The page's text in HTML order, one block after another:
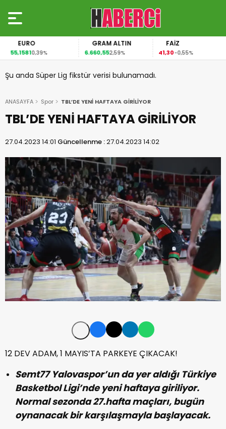
EURO
55,15810,39%
GRAM ALTIN
6.660,552,59%
FAİZ
41,30-0,55%
Şu anda Süper Lig fikstür verisi bulunamadı.
ANASAYFA Spor TBL’DE YENİ HAFTAYA GİRİLİYOR
TBL’DE YENİ HAFTAYA GİRİLİYOR
27.04.2023 14:01 Güncellenme :27.04.2023 14:02
12 DEV ADAM, 1 MAYIS’TA PARKEYE ÇIKACAK!
Semt77 Yalovaspor’un da yer aldığı Türkiye
Basketbol Ligi’nde yeni haftaya giriliyor.
Normal sezonda 27.hafta maçları, bugün
oynanacak bir karşılaşmayla başlayacak.